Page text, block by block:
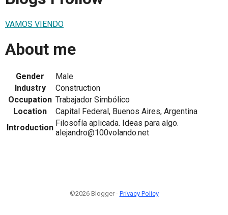
VAMOS VIENDO
About me
Gender
Male
Industry
Construction
Occupation Trabajador Simbólico
Location
Capital Federal, Buenos Aires, Argentina
Introduction Filosofía aplicada. Ideas para algo.
alejandro@100volando.net
©2026 Blogger - Privacy Policy